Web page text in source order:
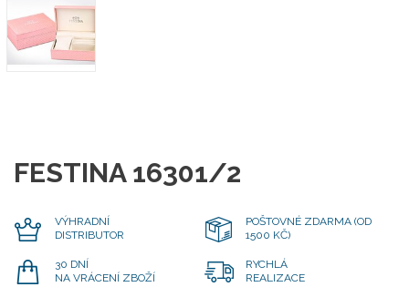
FESTINA 16301/2
VÝHRADNÍ
DISTRIBUTOR
POŠTOVNÉ ZDARMA (OD
1500 KČ)
30 DNÍ
NA VRÁCENÍ ZBOŽÍ
RYCHLÁ
REALIZACE